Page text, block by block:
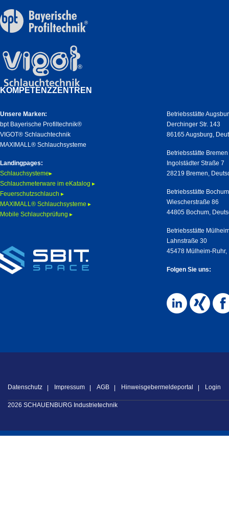
KOMPETENZZENTREN
Unsere Marken:
bpt Bayerische Profiltechnik®
VIGOT® Schlauchtechnik
MAXIMALL® Schlauchsysteme
Landingpages:
Schlauchsysteme▸
Schlauchmeterware im eKatalog ▸
Feuerschutzschlauch ▸
MAXIMALL® Schlauchsysteme ▸
Mobile Schlauchprüfung ▸
Betriebsstätte
Derchinger Str. 143
86165 Augsburg,
Betriebsstätte Bremen
Ingolstädter Straße 7
28219 Bremen,
Betriebsstätte Bochum
Wiescherstraße 86
44805 Bochum,
Betriebsstätte
Lahnstraße 30
45478 Mülheim-
Folgen Sie uns:
Datenschutz Impressum AGB Hinweisgebermeldeportal Login
2026 SCHAUENBURG Industrietechnik